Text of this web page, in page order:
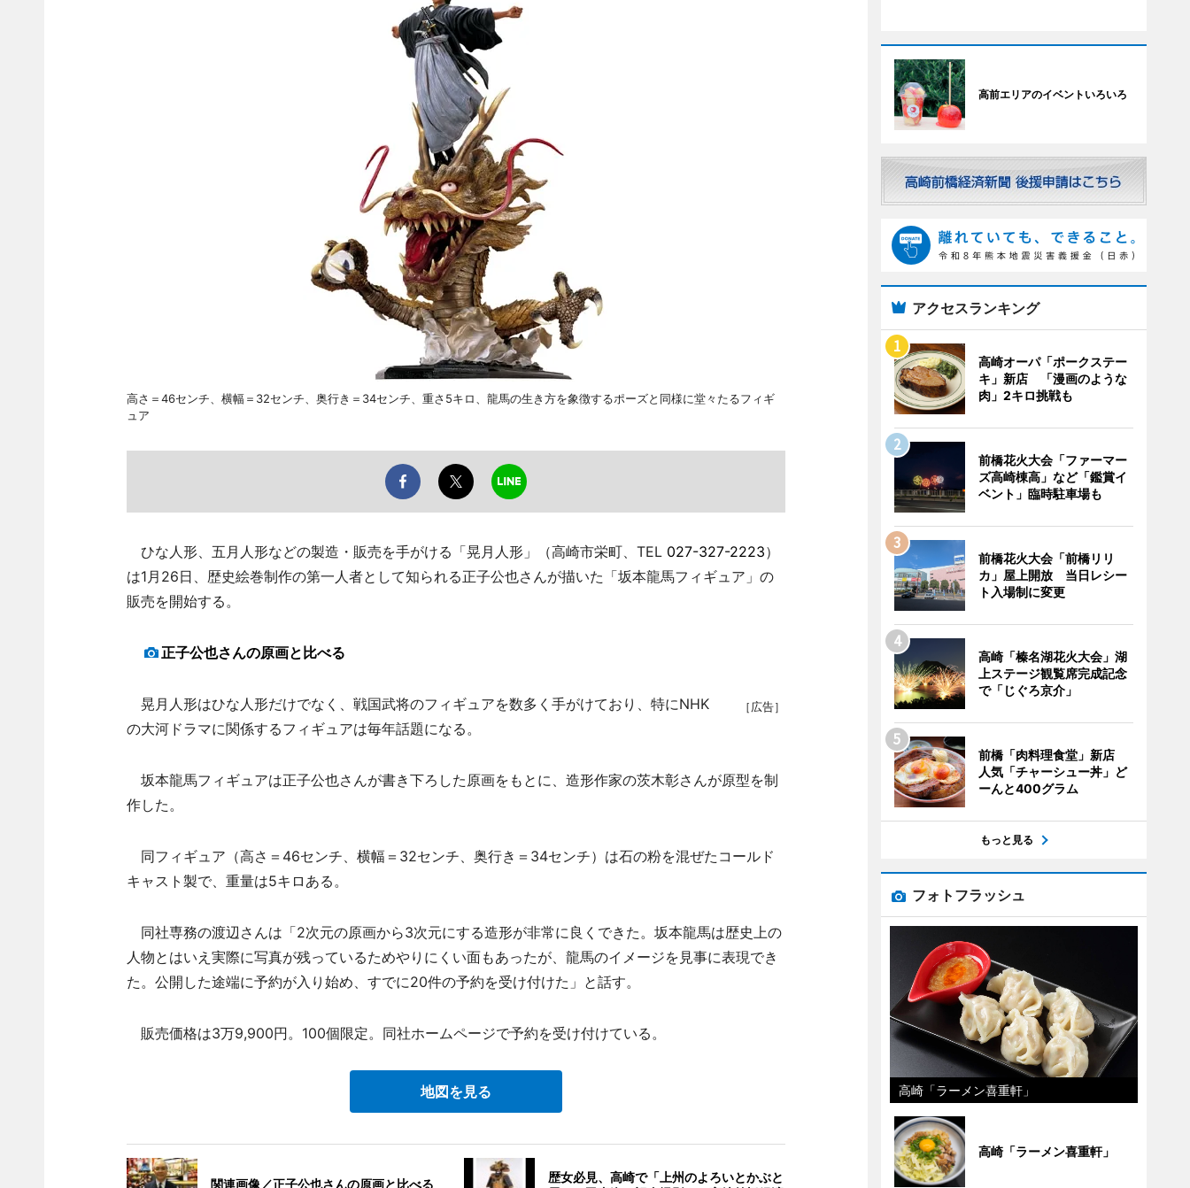
高さ＝46センチ、横幅＝32センチ、奥行き＝34センチ、重さ5キロ、龍馬の生き方を象徴するポーズと同様に堂々たるフィギ
ュア
ひな人形、五月人形などの製造・販売を手がける「晃月人形」（高崎市栄町、TEL 027-327-2223）
は1月26日、歴史絵巻制作の第一人者として知られる正子公也さんが描いた「坂本龍馬フィギュア」の
販売を開始する。
正子公也さんの原画と比べる
［広告］
晃月人形はひな人形だけでなく、戦国武将のフィギュアを数多く手がけており、特にNHK
の大河ドラマに関係するフィギュアは毎年話題になる。
坂本龍馬フィギュアは正子公也さんが書き下ろした原画をもとに、造形作家の茨木彰さんが原型を制
作した。
同フィギュア（高さ＝46センチ、横幅＝32センチ、奥行き＝34センチ）は石の粉を混ぜたコールド
キャスト製で、重量は5キロある。
同社専務の渡辺さんは「2次元の原画から3次元にする造形が非常に良くできた。坂本龍馬は歴史上の
人物とはいえ実際に写真が残っているためやりにくい面もあったが、龍馬のイメージを見事に表現でき
た。公開した途端に予約が入り始め、すでに20件の予約を受け付けた」と話す。
販売価格は3万9,900円。100個限定。同社ホームページで予約を受け付けている。
地図を見る
関連画像／正子公也さんの原画と比べる
歴女必見、高崎で「上州のよろいとかぶと
高前エリアのイベントいろいろ
アクセスランキング
高崎オーパ「ポークステー
キ」新店 「漫画のような
肉」2キロ挑戦も
前橋花火大会「ファーマー
ズ高崎棟高」など「鑑賞イ
ベント」臨時駐車場も
前橋花火大会「前橋リリ
カ」屋上開放 当日レシー
ト入場制に変更
高崎「榛名湖花火大会」湖
上ステージ観覧席完成記念
で「じぐろ京介」
前橋「肉料理食堂」新店
人気「チャーシュー丼」ど
ーんと400グラム
もっと見る
フォトフラッシュ
高崎「ラーメン喜重軒」
高崎「ラーメン喜重軒」